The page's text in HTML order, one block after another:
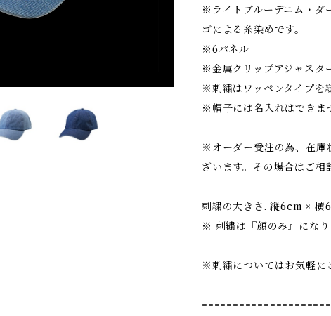
※ライトブルーデニム・ダ
ゴによる糸染めです。
※6パネル
※金属クリップアジャスタ
※刺繍はワッペンタイプを
※帽子には名入れはできま
※オーダー受注の為、在庫
ざいます。その場合はご相
刺繍の大きさ. 縦6cm × 横
※ 刺繍は『顔のみ』になり
※刺繍についてはお気軽に